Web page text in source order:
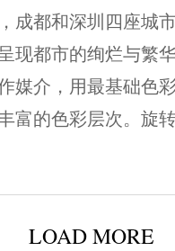
成都和深圳四座城
现都市的绚烂与繁
媒介，用最基础色
富的色彩层次。旋
LOAD MORE